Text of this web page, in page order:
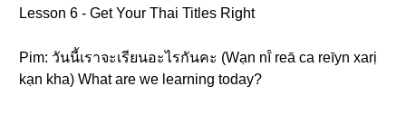
Lesson 6 - Get Your Thai Titles Right
Pim: วันนี้เราจะเรียนอะไรกันคะ (Wạn nī̂ reā ca reīyn xarị
kạn kha) What are we learning today?